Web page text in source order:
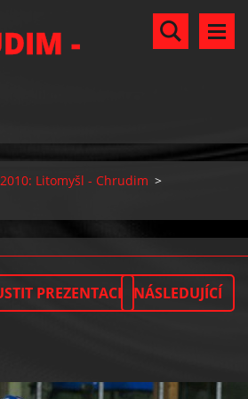
-
Litomyšl - Chrudim >
PREZENTACI NÁSLEDUJÍCÍ